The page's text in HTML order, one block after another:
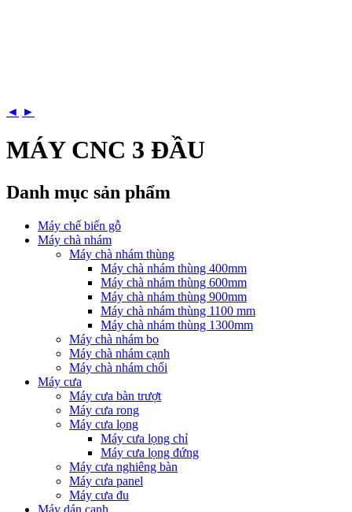
◄ ►
MÁY CNC 3 ĐẦU
Danh mục sản phẩm
Máy chế biến gỗ
Máy chà nhám
Máy chà nhám thùng
Máy chà nhám thùng 400mm
Máy chà nhám thùng 600mm
Máy chà nhám thùng 900mm
Máy chà nhám thùng 1100 mm
Máy chà nhám thùng 1300mm
Máy chà nhám bo
Máy chà nhám cạnh
Máy chà nhám chổi
Máy cưa
Máy cưa bàn trượt
Máy cưa rong
Máy cưa lọng
Máy cưa lọng chỉ
Máy cưa lọng đứng
Máy cưa nghiêng bàn
Máy cưa panel
Máy cưa đu
Máy dán cạnh